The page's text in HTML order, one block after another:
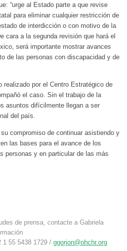
“urge al Estado parte a que revise
para eliminar cualquier restricción de
de interdicción o con motivo de la
cara a la segunda revisión que hará el
será importante mostrar avances
de las personas con discapacidad y de
realizado por el Centro Estratégico de
el caso. Sin el trabajo de la
asuntos difícilmente llegan a ser
del país.
compromiso de continuar asistiendo y
las bases para el avance de los
personas y en particular de las más
de prensa, contacte a Gabriela
1 55 5438 1729 / ggorjon@ohchr.org